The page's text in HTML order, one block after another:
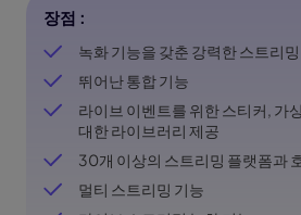
장점 :
녹화 기능을 갖춘 강력한 스트리
뛰어난 통합 기능
라이브 이벤트를 위한 스티커, 가
대한 라이브러리 제공
30개 이상의 스트리밍 플랫폼과
멀티 스트리밍 기능